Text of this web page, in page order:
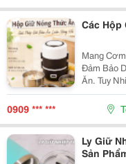
Các Hộp
Mang
Đảm Bảo
Ăn. Tuy
Giờ, Việc
Tốt Là
0909 *** ***
Ly Giữ
Sản